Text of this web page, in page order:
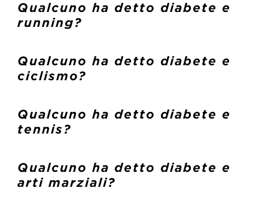
Qualcuno ha detto diabete e
running?
Qualcuno ha detto diabete e
ciclismo?
Qualcuno ha detto diabete e
tennis?
Qualcuno ha detto diabete e
arti marziali?